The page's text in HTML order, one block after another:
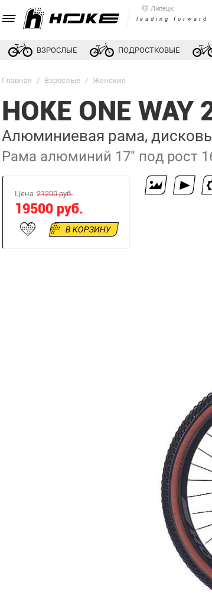
Липецк
leading forward
ВЗРОСЛЫЕ ПОДРОСТКОВЫЕ
Главная / Взрослые / Женские
HOKE ONE
Алюминиевая рама,
Рама алюминий 17" под рост
Цена 21200 руб.
19500 руб.
В КОРЗИНУ